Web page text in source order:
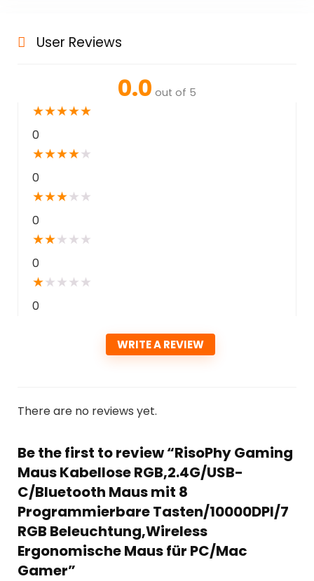
User Reviews
0.0 out of 5
★★★★★
0
★★★★★
0
★★★★ ★
0
★★★ ★ ★
0
★★ ★ ★ ★
0
WRITE A REVIEW
There are no reviews yet.
Be the first to review “RisoPhy Gaming
Maus Kabellose RGB,2.4G/USB-
C/Bluetooth Maus mit 8
Programmierbare Tasten/10000DPI/7
RGB Beleuchtung,Wireless
Ergonomische Maus für PC/Mac
Gamer”